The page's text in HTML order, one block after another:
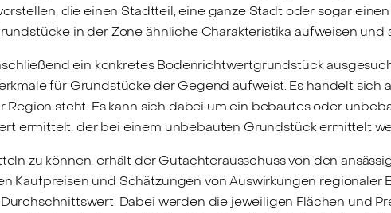
die einen Stadtteil, eine ganze Stadt oder sogar
in der Zone ähnliche Charakteristika aufweisen
ein konkretes Bodenrichtwertgrundstück
für Grundstücke der Gegend aufweist. Es handelt
steht. Es kann sich dabei um ein bebautes oder
ermittelt, der bei einem unbebauten Grundstück ermittelt
zu können, erhält der Gutachterausschuss von den
Kaufpreisen und Schätzungen von Auswirkungen regionaler
Dabei werden die jeweiligen Flächen und